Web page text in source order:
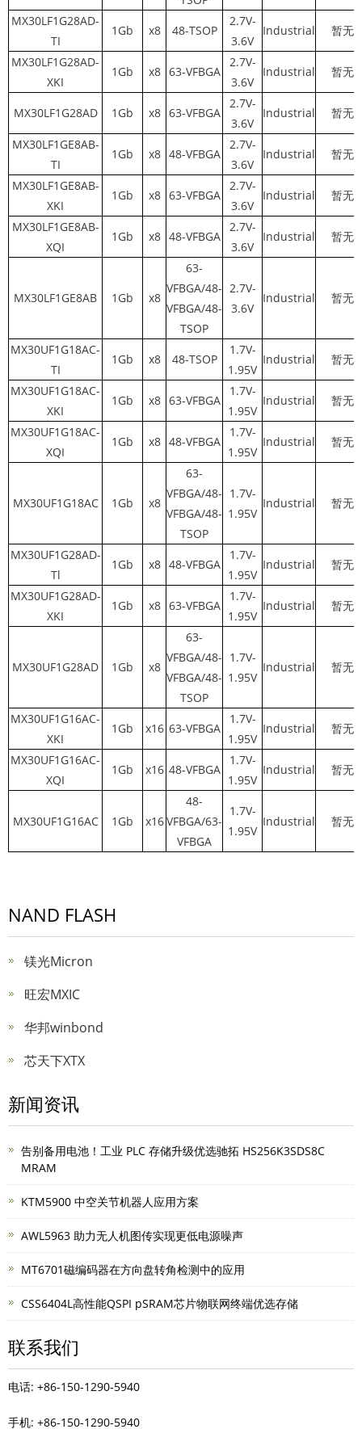
MX30LF1G28AD-
TI
1Gb x8 48-TSOP
2.7V-
3.6V
Industrial 暂无
MX30LF1G28AD-
XKI
1Gb x8 63-VFBGA
2.7V-
3.6V
Industrial 暂无
MX30LF1G28AD 1Gb x8 63-VFBGA
2.7V-
3.6V
Industrial 暂无
MX30LF1GE8AB-
TI
1Gb x8 48-VFBGA
2.7V-
3.6V
Industrial 暂无
MX30LF1GE8AB-
XKI
1Gb x8 63-VFBGA
2.7V-
3.6V
Industrial 暂无
MX30LF1GE8AB-
XQI
1Gb x8 48-VFBGA
2.7V-
3.6V
Industrial 暂无
MX30LF1GE8AB 1Gb x8
63-
VFBGA/48-
VFBGA/48-
TSOP
2.7V-
3.6V
Industrial 暂无
MX30UF1G18AC-
TI
1Gb x8 48-TSOP
1.7V-
1.95V
Industrial 暂无
MX30UF1G18AC-
XKI
1Gb x8 63-VFBGA
1.7V-
1.95V
Industrial 暂无
MX30UF1G18AC-
XQI
1Gb x8 48-VFBGA
1.7V-
1.95V
Industrial 暂无
MX30UF1G18AC 1Gb x8
63-
VFBGA/48-
VFBGA/48-
TSOP
1.7V-
1.95V
Industrial 暂无
MX30UF1G28AD-
Tl
1Gb x8 48-VFBGA
1.7V-
1.95V
Industrial 暂无
MX30UF1G28AD-
XKI
1Gb x8 63-VFBGA
1.7V-
1.95V
Industrial 暂无
MX30UF1G28AD 1Gb x8
63-
VFBGA/48-
VFBGA/48-
TSOP
1.7V-
1.95V
Industrial 暂无
MX30UF1G16AC-
XKI
1Gb x16 63-VFBGA
1.7V-
1.95V
Industrial 暂无
MX30UF1G16AC-
XQI
1Gb x16 48-VFBGA
1.7V-
1.95V
Industrial 暂无
MX30UF1G16AC 1Gb x16
48-
VFBGA/63-
VFBGA
1.7V-
1.95V
Industrial 暂无
NAND FLASH
镁光Micron
旺宏MXIC
华邦winbond
芯天下XTX
新闻资讯
告别备用电池！工业 PLC 存储升级优选驰拓 HS256K3SDS8C
MRAM
KTM5900 中空关节机器人应用方案
AWL5963 助力无人机图传实现更低电源噪声
MT6701磁编码器在方向盘转角检测中的应用
CSS6404L高性能QSPI pSRAM芯片物联网终端优选存储
联系我们
电话: +86-150-1290-5940
手机: +86-150-1290-5940